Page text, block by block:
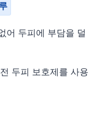
어 두피에 부담을 덜
두피 보호제를 사용